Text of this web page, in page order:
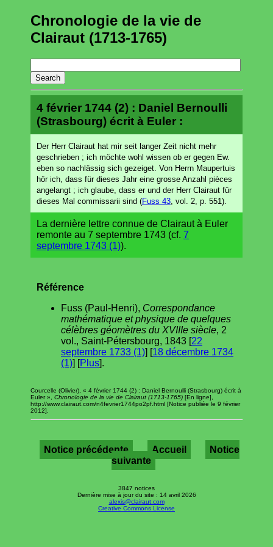
Chronologie de la vie de
Clairaut (1713-1765)
4 février 1744 (2) : Daniel Bernoulli
(Strasbourg) écrit à Euler :
Der Herr Clairaut hat mir seit langer Zeit nicht mehr
geschrieben ; ich möchte wohl wissen ob er gegen Ew.
eben so nachlässig sich gezeiget. Von Herrn Maupertuis
hör ich, dass für dieses Jahr eine grosse Anzahl pièces
angelangt ; ich glaube, dass er und der Herr Clairaut für
dieses Mal commissarii sind (Fuss 43 , vol. 2, p. 551).
La dernière lettre connue de Clairaut à Euler
remonte au 7 septembre 1743 (cf. 7
septembre 1743 (1)).
Référence
Fuss (Paul-Henri), Correspondance
mathématique et physique de quelques
célèbres géomètres du XVIIIe siècle, 2
vol., Saint-Pétersbourg, 1843 [22
septembre 1733 (1)] [18 décembre 1734
(1)] [Plus].
Courcelle (Olivier), « 4 février 1744 (2) : Daniel Bernoulli (Strasbourg) écrit à
Euler », Chronologie de la vie de Clairaut (1713-1765) [En ligne],
http://www.clairaut.com/n4fevrier1744po2pf.html [Notice publiée le 9 février
2012].
Notice précédente Accueil
Notice
suivante
3847 notices
Dernière mise à jour du site : 14 avril 2026
alexis@clairaut.com
Creative Commons License